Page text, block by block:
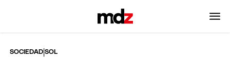
SOCIEDAD |SOL